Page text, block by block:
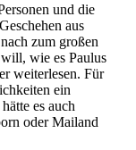
und die
aus
zum großen
wie es Paulus
weiterlesen. Für
ein
es auch
oder Mailand